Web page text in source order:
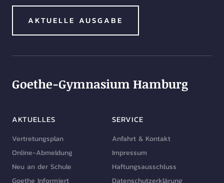
AKTUELLE AUSGABE
Goethe-Gymnasium Hamburg
AKTUELLES
Vertretungsplan
Online-Abmeldung
Neu an der Schule
SERVICE
Anfahrt & Kontakt
Impressum
Haftungsausschluss